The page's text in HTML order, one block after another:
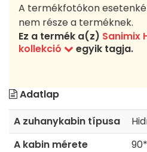
A termékfotókon
nem része a terméknek.
Ez a termék a(z) Sanimix
kollekció
egyik tagja.
Adatlap
A zuhanykabin típusa
A kabin mérete